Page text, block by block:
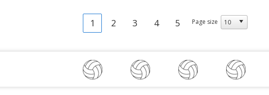
1 2 3 4 5 Page size